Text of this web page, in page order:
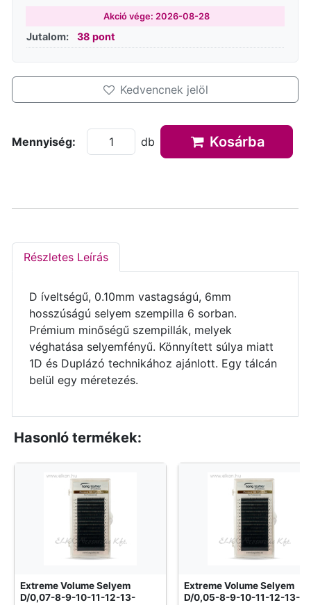
Akció vége: 2026-08-28
Jutalom: 38 pont
Kedvencnek jelöl
Mennyiség: db Kosárba
Részletes Leírás
D íveltségű, 0.10mm vastagságú, 6mm
hosszúságú selyem szempilla 6 sorban.
Prémium minőségű szempillák, melyek
véghatása selyemfényű. Könnyített súlya miatt
1D és Duplázó technikához ajánlott. Egy tálcán
belül egy méretezés.
Hasonló termékek:
Extreme Volume Selyem
D/0,07-8-9-10-11-12-13-
Extreme Volume Selyem
D/0,05-8-9-10-11-12-13-